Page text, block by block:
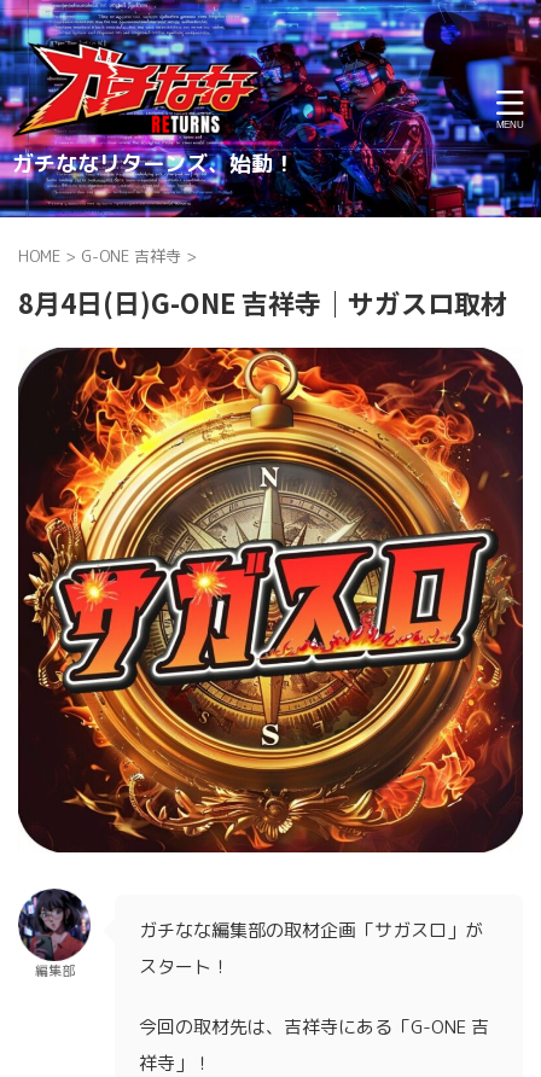
ガチななリターンズ、始動！
HOME > G-ONE 吉祥寺 >
8月4日(日)G-ONE 吉祥寺｜サガスロ取材
編集部
ガチなな編集部の取材企画「サガスロ」が
スタート！
今回の取材先は、吉祥寺にある「G-ONE 吉
祥寺」！